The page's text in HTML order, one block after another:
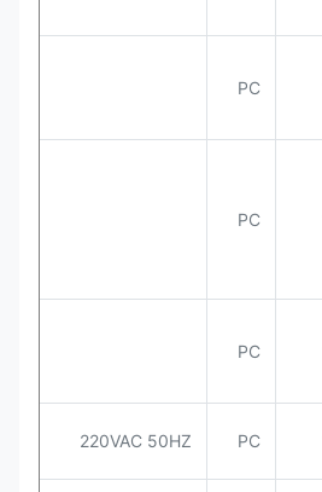
PC
PC
PC
PC
220VAC 50HZ